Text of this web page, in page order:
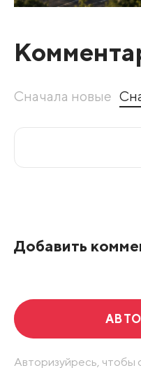
Сначала новые
Добавить
Авторизуйресь, чтобы